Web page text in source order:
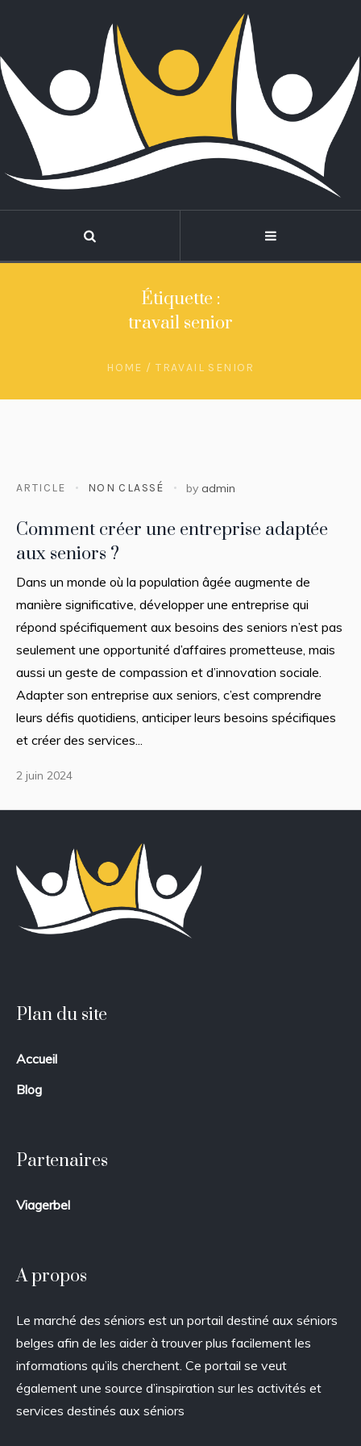
Étiquette :
travail senior
HOME / TRAVAIL SENIOR
ARTICLE NON CLASSÉ by admin
Comment créer une entreprise adaptée
aux seniors ?
Dans un monde où la population âgée augmente de
manière significative, développer une entreprise qui
répond spécifiquement aux besoins des seniors n’est pas
seulement une opportunité d’affaires prometteuse, mais
aussi un geste de compassion et d’innovation sociale.
Adapter son entreprise aux seniors, c’est comprendre
leurs défis quotidiens, anticiper leurs besoins spécifiques
et créer des services...
2 juin 2024
Plan du site
Accueil
Blog
Partenaires
Viagerbel
A propos
Le marché des séniors est un portail destiné aux séniors
belges afin de les aider à trouver plus facilement les
informations qu’ils cherchent. Ce portail se veut
également une source d’inspiration sur les activités et
services destinés aux séniors